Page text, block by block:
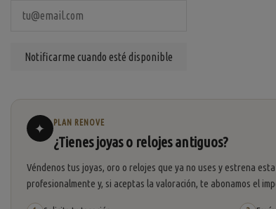
✦ PLAN RENOVE
¿Tienes joyas o relojes antiguos?
Véndenos tus joyas, oro o relojes que ya no uses y estrena
profesionalmente y, si aceptas la valoración, te abonamos el